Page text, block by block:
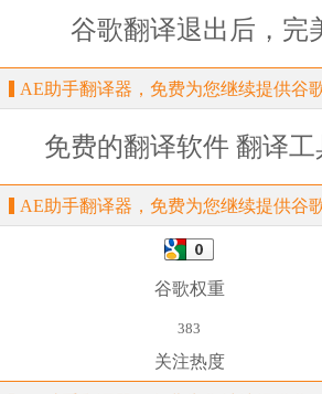
谷歌翻译退出后，完
AE助手翻译器，免费为您继续提供谷
免费的翻译软件 翻译工
AE助手翻译器，免费为您继续提供谷
谷歌权重
383
关注热度